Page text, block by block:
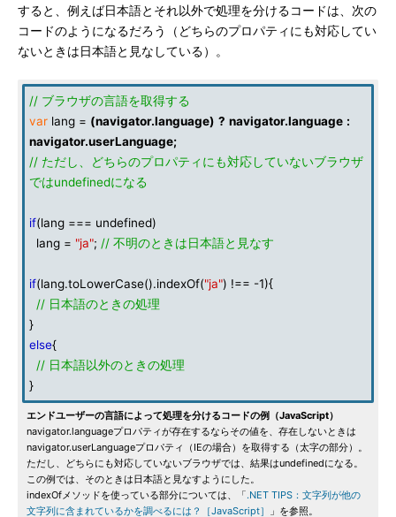
すると、例えば日本語とそれ以外で処理を分けるコードは、次の
コードのようになるだろう（どちらのプロパティにも対応してい
ないときは日本語と見なしている）。
// ブラウザの言語を取得する
var lang = (navigator.language) ? navigator.language :
navigator.userLanguage;
// ただし、どちらのプロパティにも対応していないブラウザ
ではundefinedになる
if(lang === undefined)
lang = "ja"; // 不明のときは日本語と見なす
if(lang.toLowerCase().indexOf("ja") !== -1){
// 日本語のときの処理
}
else{
// 日本語以外のときの処理
}
エンドユーザーの言語によって処理を分けるコードの例（JavaScript）
navigator.languageプロパティが存在するならその値を、存在しないときは
navigator.userLanguageプロパティ（IEの場合）を取得する（太字の部分）。
ただし、どちらにも対応していないブラウザでは、結果はundefinedになる。
この例では、そのときは日本語と見なすようにした。
indexOfメソッドを使っている部分については、「.NET TIPS：文字列が他の
文字列に含まれているかを調べるには？［JavaScript］
」を参照。